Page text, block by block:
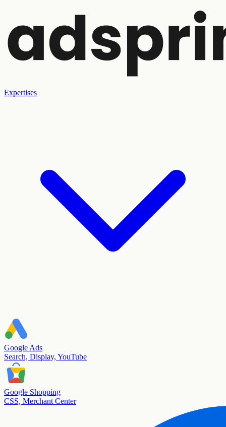
Expertises
Google Ads
Search, Display, YouTube
Google Shopping
CSS, Merchant Center